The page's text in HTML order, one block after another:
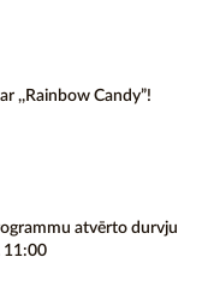
,,Rainbow Candy”!
atvērto durvju
11:00